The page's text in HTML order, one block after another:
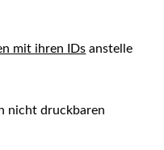
mit ihren IDs anstelle
nicht druckbaren